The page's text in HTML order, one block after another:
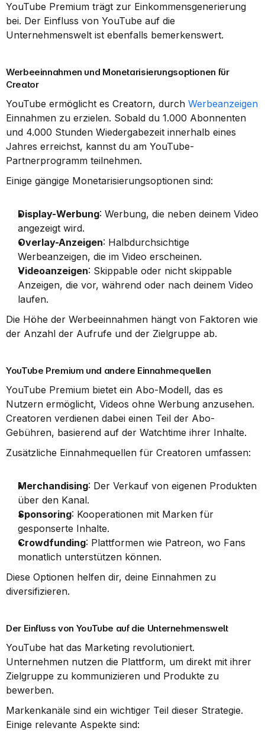
YouTube Premium trägt zur Einkommensgenerierung
bei. Der Einfluss von YouTube auf die
Unternehmenswelt ist ebenfalls bemerkenswert.
Werbeeinnahmen und Monetarisierungsoptionen für
Creator
YouTube ermöglicht es Creatorn, durch Werbeanzeigen
Einnahmen zu erzielen. Sobald du 1.000 Abonnenten
und 4.000 Stunden Wiedergabezeit innerhalb eines
Jahres erreichst, kannst du am YouTube-
Partnerprogramm teilnehmen.
Einige gängige Monetarisierungsoptionen sind:
Display-Werbung: Werbung, die neben deinem Video
angezeigt wird.
Overlay-Anzeigen: Halbdurchsichtige
Werbeanzeigen, die im Video erscheinen.
Videoanzeigen: Skippable oder nicht skippable
Anzeigen, die vor, während oder nach deinem Video
laufen.
Die Höhe der Werbeeinnahmen hängt von Faktoren wie
der Anzahl der Aufrufe und der Zielgruppe ab.
YouTube Premium und andere Einnahmequellen
YouTube Premium bietet ein Abo-Modell, das es
Nutzern ermöglicht, Videos ohne Werbung anzusehen.
Creatoren verdienen dabei einen Teil der Abo-
Gebühren, basierend auf der Watchtime ihrer Inhalte.
Zusätzliche Einnahmequellen für Creatoren umfassen:
Merchandising: Der Verkauf von eigenen Produkten
über den Kanal.
Sponsoring: Kooperationen mit Marken für
gesponserte Inhalte.
Crowdfunding: Plattformen wie Patreon, wo Fans
monatlich unterstützen können.
Diese Optionen helfen dir, deine Einnahmen zu
diversifizieren.
Der Einfluss von YouTube auf die Unternehmenswelt
YouTube hat das Marketing revolutioniert.
Unternehmen nutzen die Plattform, um direkt mit ihrer
Zielgruppe zu kommunizieren und Produkte zu
bewerben.
Markenkanäle sind ein wichtiger Teil dieser Strategie.
Einige relevante Aspekte sind: